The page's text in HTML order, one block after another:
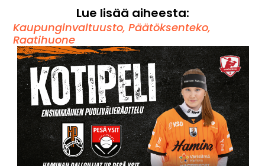
Lue lisää aiheesta:
Kaupunginvaltuusto,Päätöksenteko,
Raatihuone